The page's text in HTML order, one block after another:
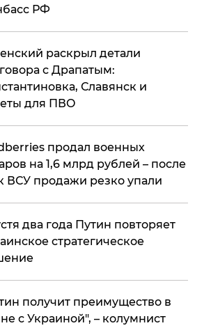
РФ
раскрыл детали
с Драпатым:
Славянск и
для ПВО
продал военных
на 1,6 млрд рублей – после
ВСУ продажи резко упали
два года Путин повторяет
стратегическое
получит преимущество в
с Украиной", – колумнист